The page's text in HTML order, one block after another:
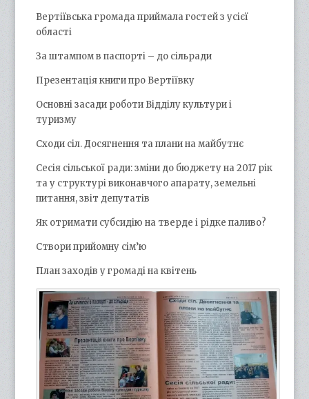
Вертіївська громада приймала гостей з усієї
області
За штампом в паспорті – до сільради
Презентація книги про Вертіївку
Основні засади роботи Відділу культури і
туризму
Сходи сіл. Досягнення та плани на майбутнє
Сесія сільської ради: зміни до бюджету на 2017 рік
та у структурі виконавчого апарату, земельні
питання, звіт депутатів
Як отримати субсидію на тверде і рідке паливо?
Створи прийомну сім’ю
План заходів у громаді на квітень